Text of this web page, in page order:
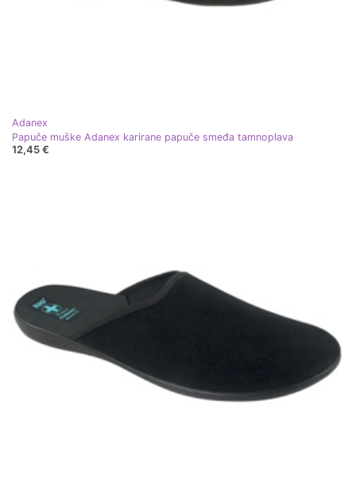
Adanex
Papuče muške Adanex karirane papuče smeđa tamnoplava
12,45 €